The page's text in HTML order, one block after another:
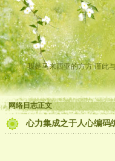
我是马来西亚的方方 谨此
网络日志正文
心力集成之于人心编码